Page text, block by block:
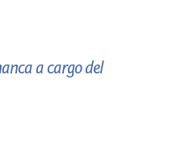
a cargo del